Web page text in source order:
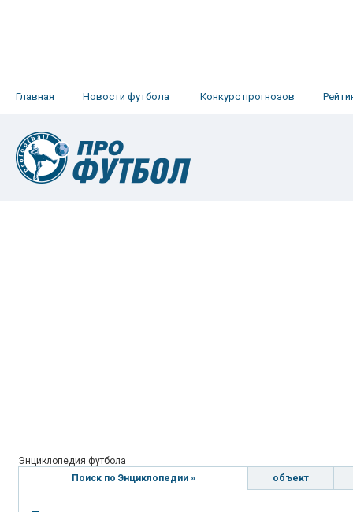
Главная Новости футбола Конкурс прогнозов
Энциклопедия футбола
Поиск по Энциклопедии »
объект